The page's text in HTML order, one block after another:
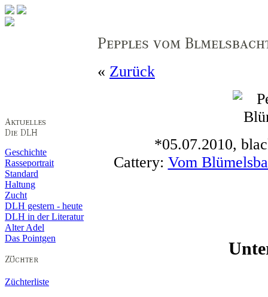
Geschichte
Rasseportrait
Standard
Haltung
Zucht
DLH gestern - heute
DLH in der Literatur
Alter Adel
Das Pointgen
Züchterliste
« Zurück
*05.07.2010,
Cattery: Vom